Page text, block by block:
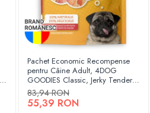
Pachet Economic Recompense
pentru Câine Adult, 4DOG
GOODIES Classic, Jerky Tenders
Pui, 6x100g
83,94 RON
55,39 RON